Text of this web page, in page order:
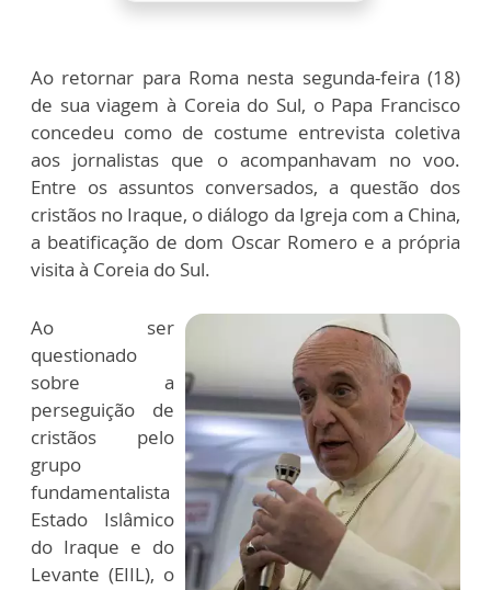
Ao retornar para Roma nesta segunda-feira (18)
de sua viagem à Coreia do Sul, o Papa Francisco
concedeu como de costume entrevista coletiva
aos jornalistas que o acompanhavam no voo.
Entre os assuntos conversados, a questão dos
cristãos no Iraque, o diálogo da Igreja com a China,
a beatificação de dom Oscar Romero e a própria
visita à Coreia do Sul.
Ao ser
questionado
sobre a
perseguição de
cristãos pelo
grupo
fundamentalista
Estado Islâmico
do Iraque e do
Levante (EIIL), o